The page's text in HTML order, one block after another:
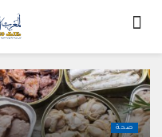
صحة